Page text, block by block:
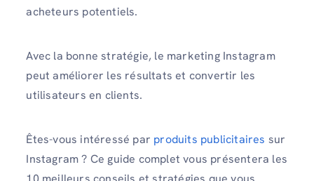
acheteurs potentiels.
Avec la bonne stratégie, le marketing Instagram
peut améliorer les résultats et convertir les
utilisateurs en clients.
Êtes-vous intéressé par produits publicitaires sur
Instagram ? Ce guide complet vous présentera les